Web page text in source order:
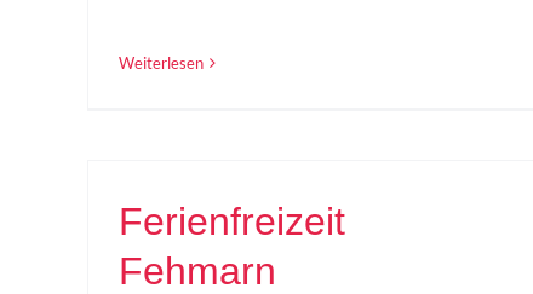
Weiterlesen
Ferienfreizeit
Fehmarn